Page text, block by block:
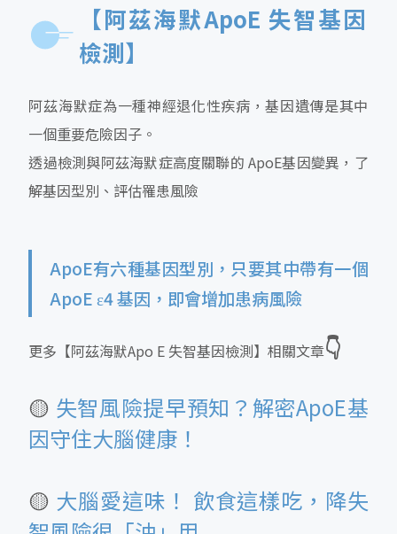
【阿茲海默ApoE 失智基因
檢測】
阿茲海默症為一種神經退化性疾病，基因遺傳是其中
一個重要危險因子。
透過檢測與阿茲海默症高度關聯的 ApoE基因變異，了
解基因型別、評估罹患風險
ApoE有六種基因型別，只要其中帶有一個
ApoE ε4 基因，即會增加患病風險
更多【阿茲海默Apo E 失智基因檢測】相關文章👇
🟡 失智風險提早預知？解密ApoE基
因守住大腦健康！
🟡 大腦愛這味！ 飲食這樣吃，降失